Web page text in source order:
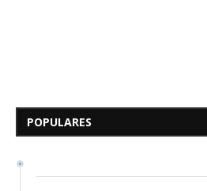
POPULARESDesconocidos del...